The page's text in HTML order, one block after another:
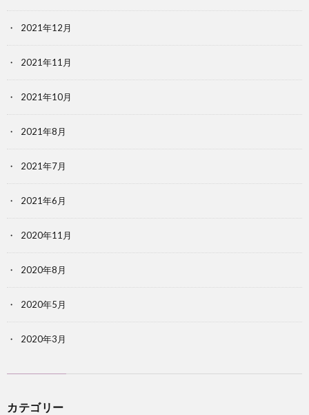
2021年12月
2021年11月
2021年10月
2021年8月
2021年7月
2021年6月
2020年11月
2020年8月
2020年5月
2020年3月
カテゴリー